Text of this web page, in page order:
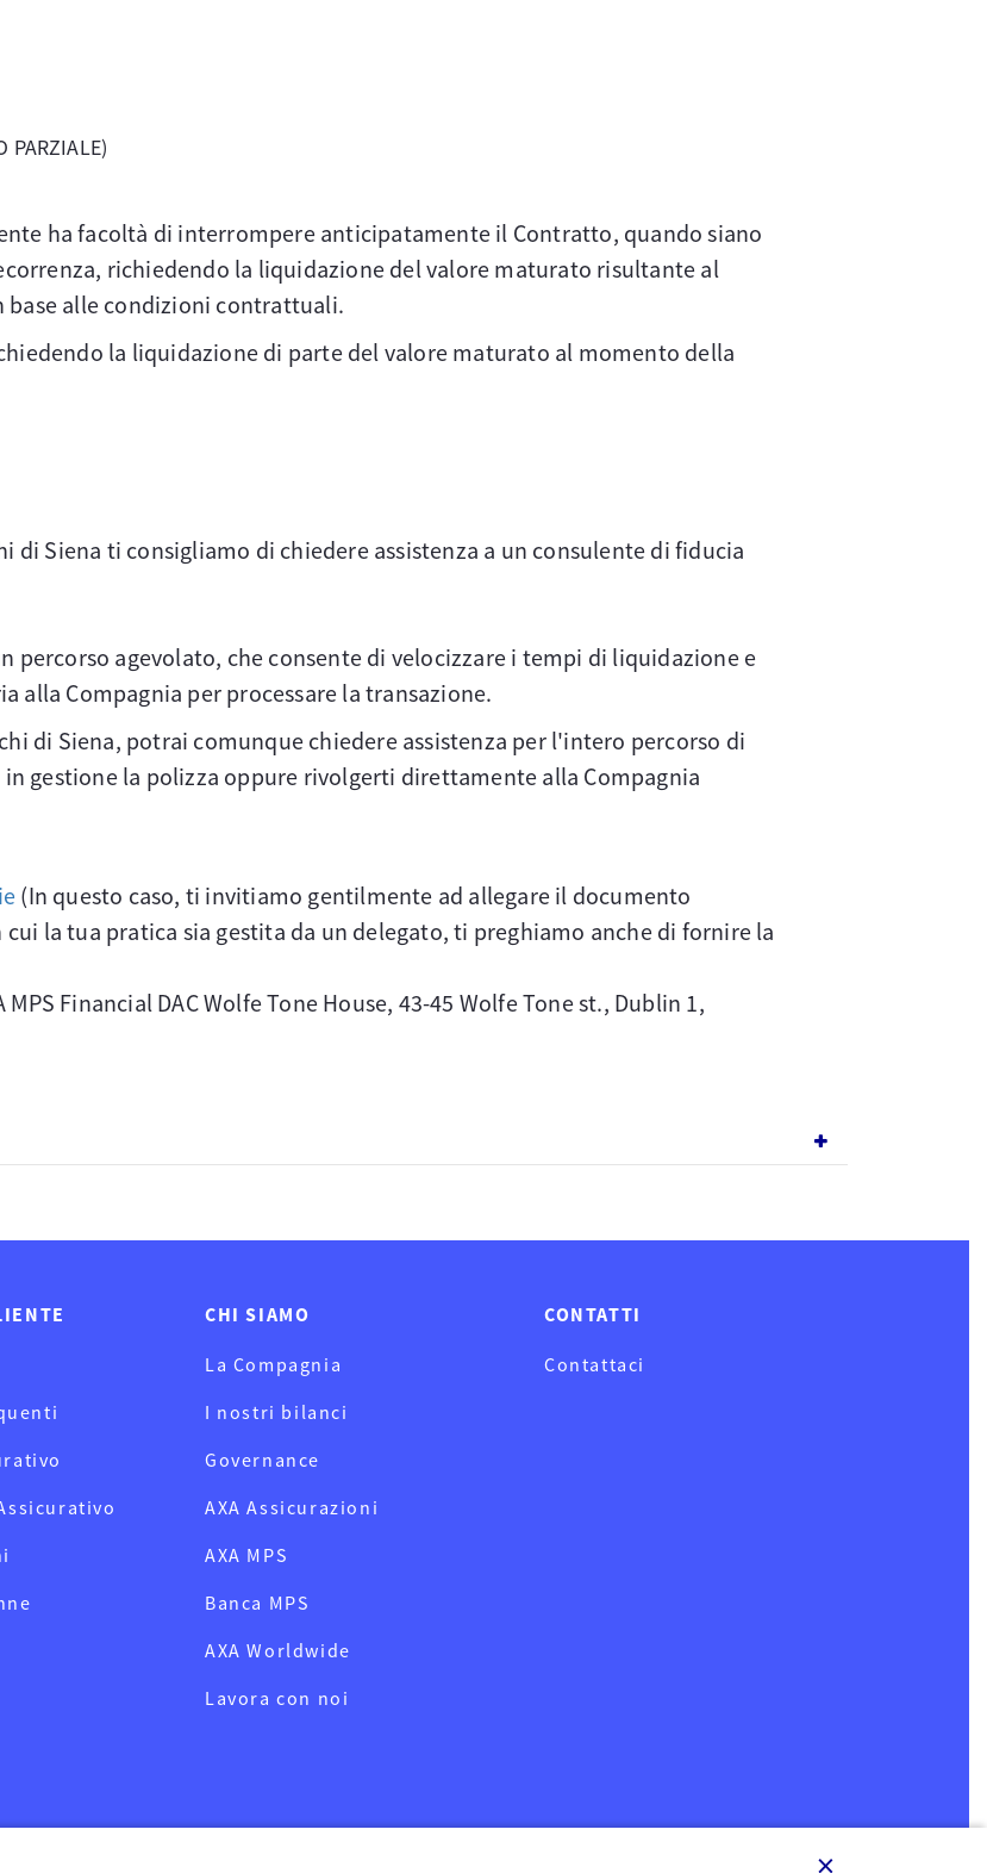
PARZIALE)
ha facoltà di interrompere anticipatamente il Contratto, quando siano
richiedendo la liquidazione del valore maturato risultante al
alle condizioni contrattuali.
la liquidazione di parte del valore maturato al momento della
di Siena ti consigliamo di chiedere assistenza a un consulente di fiducia
percorso agevolato, che consente di velocizzare i tempi di liquidazione e
alla Compagnia per processare la transazione.
di Siena, potrai comunque chiedere assistenza per l'intero percorso di
gestione la polizza oppure rivolgerti direttamente alla Compagnia
(In questo caso, ti invitiamo gentilmente ad allegare il documento
la tua pratica sia gestita da un delegato, ti preghiamo anche di fornire la
Financial DAC Wolfe Tone House, 43-45 Wolfe Tone st., Dublin 1,
CHI SIAMO
La Compagnia
I nostri bilanci
Governance
AXA Assicurazioni
AXA MPS
Banca MPS
AXA Worldwide
Lavora con noi
CONTATTI
Contattaci